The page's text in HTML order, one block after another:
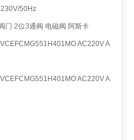
50Hz
门 2位3通阀 电磁阀 阿斯卡
AC220V A
AC220V A